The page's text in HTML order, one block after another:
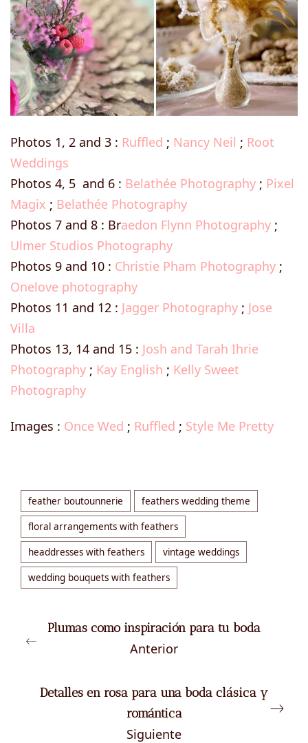
Photos 1, 2 and 3 : Ruffled ; Nancy Neil ; Root
Weddings
Photos 4, 5 and 6 : Belathée Photography ; Pixel
Magix ; Belathée Photography
Photos 7 and 8 : Braedon Flynn Photography ;
Ulmer Studios Photography
Photos 9 and 10 : Christie Pham Photography ;
Onelove photography
Photos 11 and 12 : Jagger Photography ; Jose
Villa
Photos 13, 14 and 15 : Josh and Tarah Ihrie
Photography ; Kay English ; Kelly Sweet
Photography
Images : Once Wed ; Ruffled ; Style Me Pretty
feather boutounnerie feathers wedding theme
floral arrangements with feathers
headdresses with feathers vintage weddings
wedding bouquets with feathers
Plumas como inspiración para tu boda
Anterior
Detalles en rosa para una boda clásica y
romántica
Siguiente